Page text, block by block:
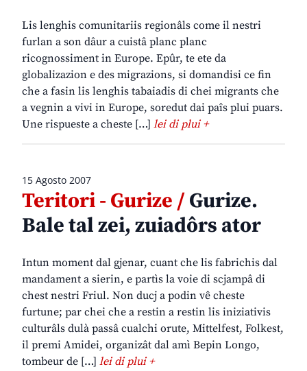
Lis lenghis comunitariis regionâls come il nestri
furlan a son dâur a cuistâ planc planc
ricognossiment in Europe. Epûr, te ete da
globalizazion e des migrazions, si domandisi ce fin
che a fasin lis lenghis tabaiadis di chei migrants che
a vegnin a vivi in Europe, soredut dai paîs plui puars.
Une rispueste a cheste […] lei di plui +
15 Agosto 2007
Teritori - Gurize /Gurize.
Bale tal zei, zuiadôrs ator
Intun moment dal gjenar, cuant che lis fabrichis dal
mandament a sierin, e partìs la voie di scjampâ di
chest nestri Friul. Non ducj a podin vê cheste
furtune; par chei che a restin a restin lis iniziativis
culturâls dulà passâ cualchi orute, Mittelfest, Folkest,
il premi Amidei, organizât dal amì Bepin Longo,
tombeur de […] lei di plui +